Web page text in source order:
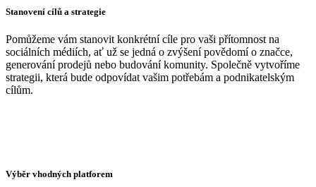
Stanovení cílů a strategie
Pomůžeme vám stanovit konkrétní cíle pro vaši přítomnost na
sociálních médiích, ať už se jedná o zvýšení povědomí o značce,
generování prodejů nebo budování komunity. Společně vytvoříme
strategii, která bude odpovídat vašim potřebám a podnikatelským
cílům.
Výběr vhodných platforem